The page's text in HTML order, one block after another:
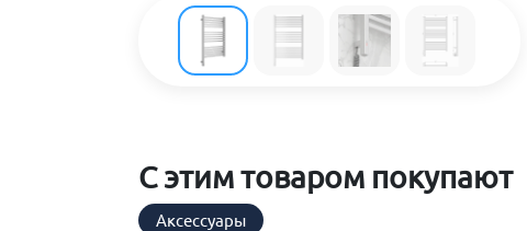
С этим товаром покупают
Аксессуары